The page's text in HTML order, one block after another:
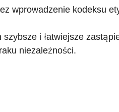
wprowadzenie kodeksu
i łatwiejsze
niezależności.